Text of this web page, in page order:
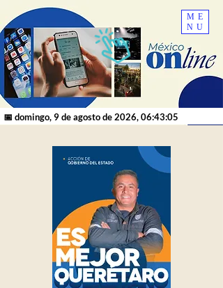
ME
NU
📅 domingo, 9 de agosto de 2026, 06:43:05